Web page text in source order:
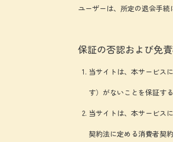
ユーザーは、所定の退会手続
保証の否認および免
当サイトは、本サービス
す）がないことを保証す
当サイトは、本サービス
契約法に定める消費者契